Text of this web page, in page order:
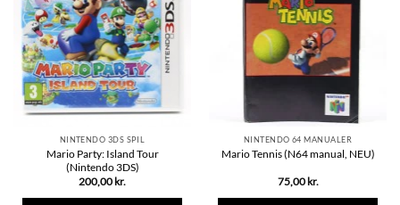
Mulighederne
kan
vælges
på
varesiden
Mulighederne
kan
vælges
på
varesiden
NINTENDO 3DS SPIL
Mario Party: Island Tour
(Nintendo 3DS)
200,00 kr.
NINTENDO 64 MANUALER
Mario Tennis (N64 manual, NEU)
75,00 kr.